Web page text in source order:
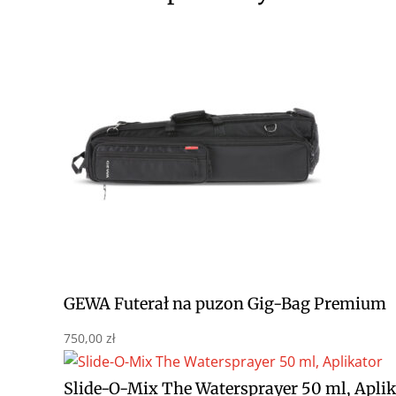
GEWA Futerał na puzon Gig-Bag Premium
750,00 zł
Slide-O-Mix The Watersprayer 50 ml,